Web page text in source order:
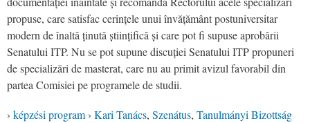
propuse, care satisfac cerințele unui învățământ postuniversitar
modern de înaltă ținută științifică și care pot fi supuse aprobării
Senatului ITP. Nu se pot supune discuției Senatului ITP propuneri
de specializări de masterat, care nu au primit avizul favorabil din
partea Comisiei pe programele de studii.
› képzési program › Kari Tanács, Szenátus, Tanulmányi Bizottság